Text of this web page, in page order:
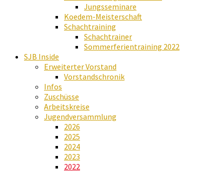
Jungsseminare
Koedem-Meisterschaft
Schachtraining
Schachtrainer
Sommerferientraining 2022
SJB Inside
Erweiterter Vorstand
Vorstandschronik
Infos
Zuschüsse
Arbeitskreise
Jugendversammlung
2026
2025
2024
2023
2022